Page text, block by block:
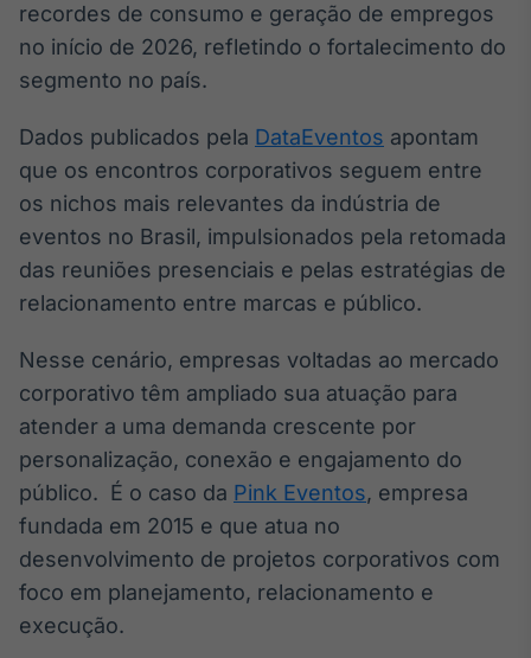
Ticker
Cotações e
Broadcast
Widgets
Componentes
para conteúdos e
funcionalidades
Broadcast
dados para
displays e telas
Broadcast
Curadoria
Curadoria de
Soluções de
recordes de consumo e geração de empregos
no início de 2026, refletindo o fortalecimento do
segmento no país.
Dados publicados pela DataEventos apontam
que os encontros corporativos seguem entre
os nichos mais relevantes da indústria de
eventos no Brasil, impulsionados pela retomada
das reuniões presenciais e pelas estratégias de
relacionamento entre marcas e público.
Nesse cenário, empresas voltadas ao mercado
corporativo têm ampliado sua atuação para
atender a uma demanda crescente por
personalização, conexão e engajamento do
público. É o caso da Pink Eventos, empresa
fundada em 2015 e que atua no
desenvolvimento de projetos corporativos com
foco em planejamento, relacionamento e
execução.